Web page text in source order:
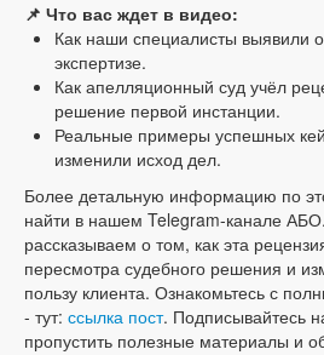
📌 Что вас ждет в видео:
Как наши специалисты выявили
экспертизе.
Как апелляционный суд учёл
решение первой инстанции.
Реальные примеры успешных
изменили исход дел.
Более детальную информацию по
найти в нашем Telegram-канале
рассказываем о том, как эта
пересмотра судебного решения и
пользу клиента. Ознакомьтесь с
- тут: ссылка пост. Подписывайтесь
пропустить полезные материалы и